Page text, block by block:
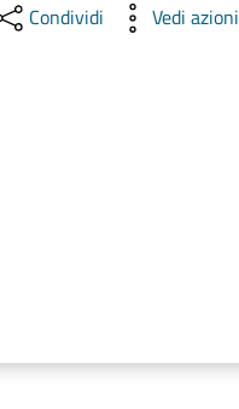
Condividi Vedi azioni